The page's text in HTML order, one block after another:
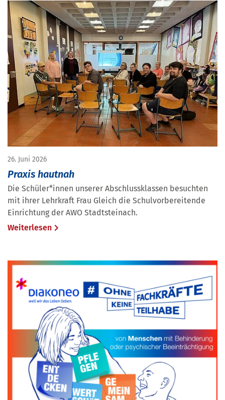
26. Juni 2026
Praxis hautnah
Die Schüler*innen unserer Abschlussklassen besuchten
mit ihrer Lehrkraft Frau Gleich die Schulvorbereitende
Einrichtung der AWO Stadtsteinach.
Weiterlesen